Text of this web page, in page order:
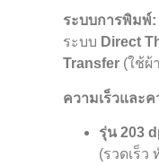
ระบบการพิมพ์:
ระบบ Direct
Transfer (ใช้ผ้
ความเร็วและค
รุ่น 203
(รวดเร็ว